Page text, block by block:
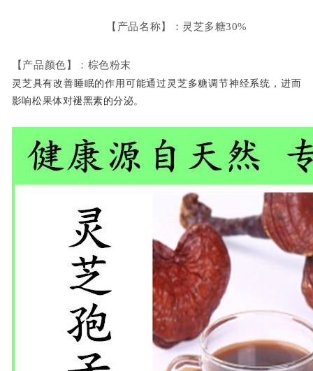
【产品名称】：灵芝多糖30%
【产品颜色】：棕色粉末
灵芝具有改善睡眠的作用可能通过灵芝多糖调节神经系统，进而
影响松果体对褪黑素的分泌。